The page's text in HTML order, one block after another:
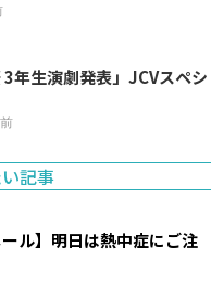
3年生演劇発表」JCVスペシ
記事
ル】明日は熱中症にご注